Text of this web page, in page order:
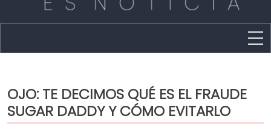
Capital
Policíaca
OJO: TE DECIMOS QUÉ ES EL FRAUDE
SUGAR DADDY Y CÓMO EVITARLO